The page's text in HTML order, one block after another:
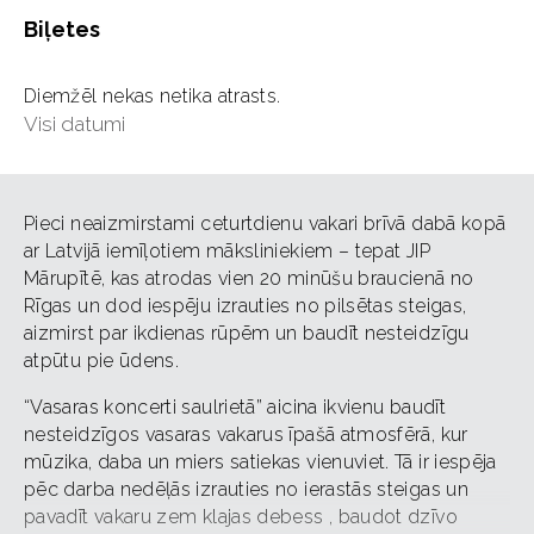
Biļetes
Diemžēl nekas netika atrasts.
Visi datumi
Pieci neaizmirstami ceturtdienu vakari brīvā dabā kopā
ar Latvijā iemīļotiem māksliniekiem – tepat JIP
Mārupītē, kas atrodas vien 20 minūšu braucienā no
Rīgas un dod iespēju izrauties no pilsētas steigas,
aizmirst par ikdienas rūpēm un baudīt nesteidzīgu
atpūtu pie ūdens.
“Vasaras koncerti saulrietā” aicina ikvienu baudīt
nesteidzīgos vasaras vakarus īpašā atmosfērā, kur
mūzika, daba un miers satiekas vienuviet. Tā ir iespēja
pēc darba nedēļās izrauties no ierastās steigas un
pavadīt vakaru zem klajas debess , baudot dzīvo